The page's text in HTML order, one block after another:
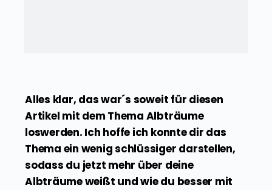
Alles klar, das war´s soweit für diesen
Artikel mit dem Thema Albträume
loswerden. Ich hoffe ich konnte dir das
Thema ein wenig schlüssiger darstellen,
sodass du jetzt mehr über deine
Albträume weißt und wie du besser mit